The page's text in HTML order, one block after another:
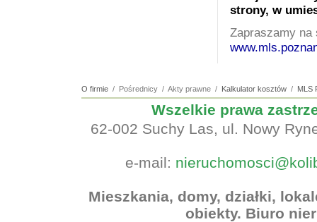
strony, w
Zapraszamy na
O firmie / Pośrednicy / Akty prawne / Kalkulator kosztów / MLS
Wszelkie prawa
62-002 Suchy Las, ul. Nowy
e-mail:
Mieszkania, domy, działki,
obiekty. Biuro